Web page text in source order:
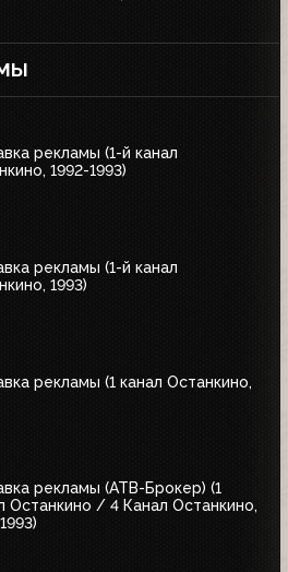
рекламы (1-й канал
1992-1993)
рекламы (1-й канал
1993)
рекламы (1 канал Останкино,
рекламы (АТВ-Брокер) (1
Останкино / 4 Канал Останкино,